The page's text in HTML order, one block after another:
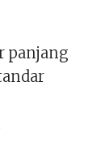
panjang